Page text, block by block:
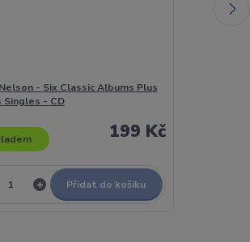
- Six Classic Albums Plus
Singles - CD
199 Kč
Přidat do košíku